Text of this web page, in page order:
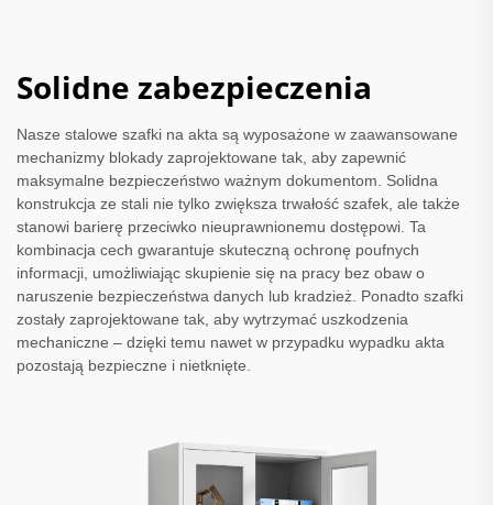
Solidne zabezpieczenia
Nasze stalowe szafki na akta są wyposażone w zaawansowane
mechanizmy blokady zaprojektowane tak, aby zapewnić
maksymalne bezpieczeństwo ważnym dokumentom. Solidna
konstrukcja ze stali nie tylko zwiększa trwałość szafek, ale także
stanowi barierę przeciwko nieuprawnionemu dostępowi. Ta
kombinacja cech gwarantuje skuteczną ochronę poufnych
informacji, umożliwiając skupienie się na pracy bez obaw o
naruszenie bezpieczeństwa danych lub kradzież. Ponadto szafki
zostały zaprojektowane tak, aby wytrzymać uszkodzenia
mechaniczne – dzięki temu nawet w przypadku wypadku akta
pozostają bezpieczne i nietknięte.